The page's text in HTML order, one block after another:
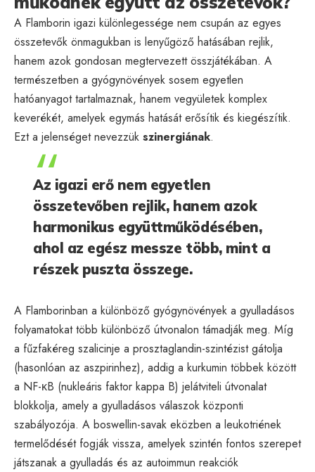
A Flamborin igazi különlegessége nem csupán az egyes
összetevők önmagukban is lenyűgöző hatásában rejlik,
hanem azok gondosan megtervezett összjátékában. A
természetben a gyógynövények sosem egyetlen
hatóanyagot tartalmaznak, hanem vegyületek komplex
keverékét, amelyek egymás hatását erősítik és kiegészítik.
Ezt a jelenséget nevezzük szinergiának.
Az igazi erő nem egyetlen
összetevőben rejlik, hanem azok
harmonikus együttműködésében,
ahol az egész messze több, mint a
részek puszta összege.
A Flamborinban a különböző gyógynövények a gyulladásos
folyamatokat több különböző útvonalon támadják meg. Míg
a fűzfakéreg szalicinje a prosztaglandin-szintézist gátolja
(hasonlóan az aszpirinhez), addig a kurkumin többek között
a NF-κB (nukleáris faktor kappa B) jelátviteli útvonalat
blokkolja, amely a gyulladásos válaszok központi
szabályozója. A boswellin-savak eközben a leukotriének
termelődését fogják vissza, amelyek szintén fontos szerepet
játszanak a gyulladás és az autoimmun reakciók